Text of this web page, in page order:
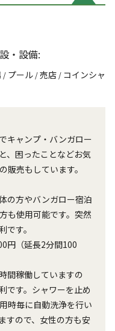
・設備:
/ プール /売店 / コインシャ
キャンプ・バンガロー
、困ったことなどお気
販売もしています。
の方やバンガロー宿泊
も使用可能です。突然
す。
円（延長2分間100
間稼働していますの
です。シャワーを止め
時毎に自動洗浄を行い
すので、女性の方も安